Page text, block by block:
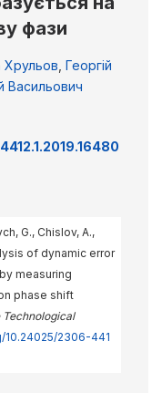
фази
Хрульов Георгій
Васильович
G., Chislov, A.,
of dynamic error
measuring
phase shift
2306-441